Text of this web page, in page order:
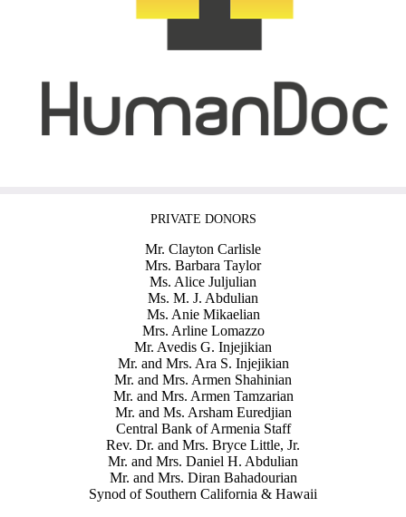
PRIVATE DONORS
Mr. Clayton Carlisle
Mrs. Barbara Taylor
Ms. Alice Juljulian
Ms. M. J. Abdulian
Ms. Anie Mikaelian
Mrs. Arline Lomazzo
Mr. Avedis G. Injejikian
Mr. and Mrs. Ara S. Injejikian
Mr. and Mrs. Armen Shahinian
Mr. and Mrs. Armen Tamzarian
Mr. and Ms. Arsham Euredjian
Central Bank of Armenia Staff
Rev. Dr. and Mrs. Bryce Little, Jr.
Mr. and Mrs. Daniel H. Abdulian
Mr. and Mrs. Diran Bahadourian
Synod of Southern California & Hawaii